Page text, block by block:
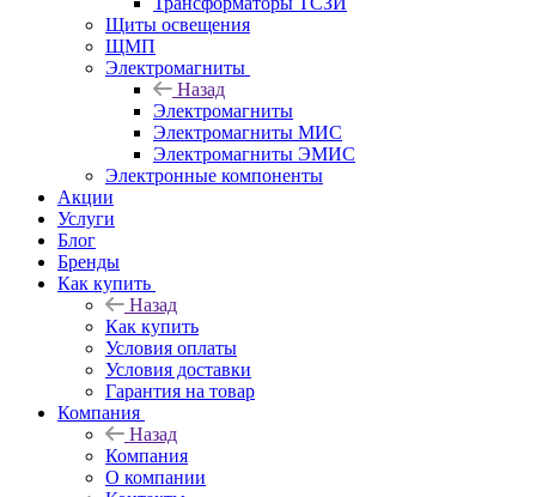
Щиты освещения
ЩМП
Электромагниты
Назад
Электромагниты
Электромагниты МИС
Электромагниты ЭМИС
Электронные компоненты
Акции
Услуги
Блог
Бренды
Как купить
Назад
Как купить
Условия оплаты
Условия доставки
Гарантия на товар
Компания
Назад
Компания
О компании